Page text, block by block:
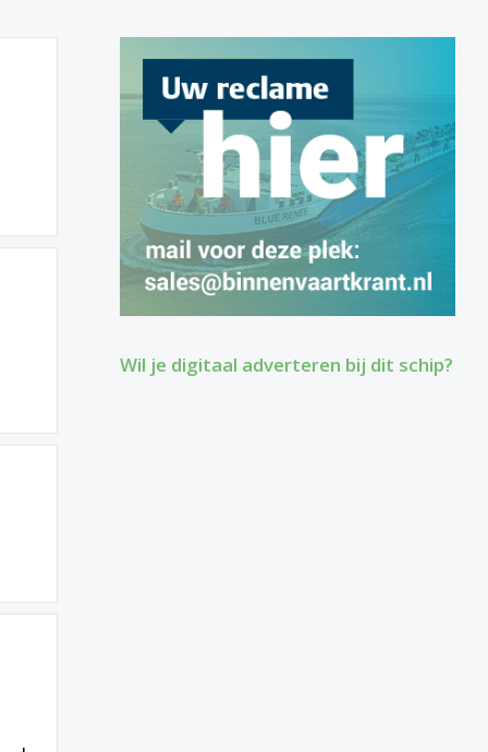
Wil je digitaal adverteren bij dit schip?